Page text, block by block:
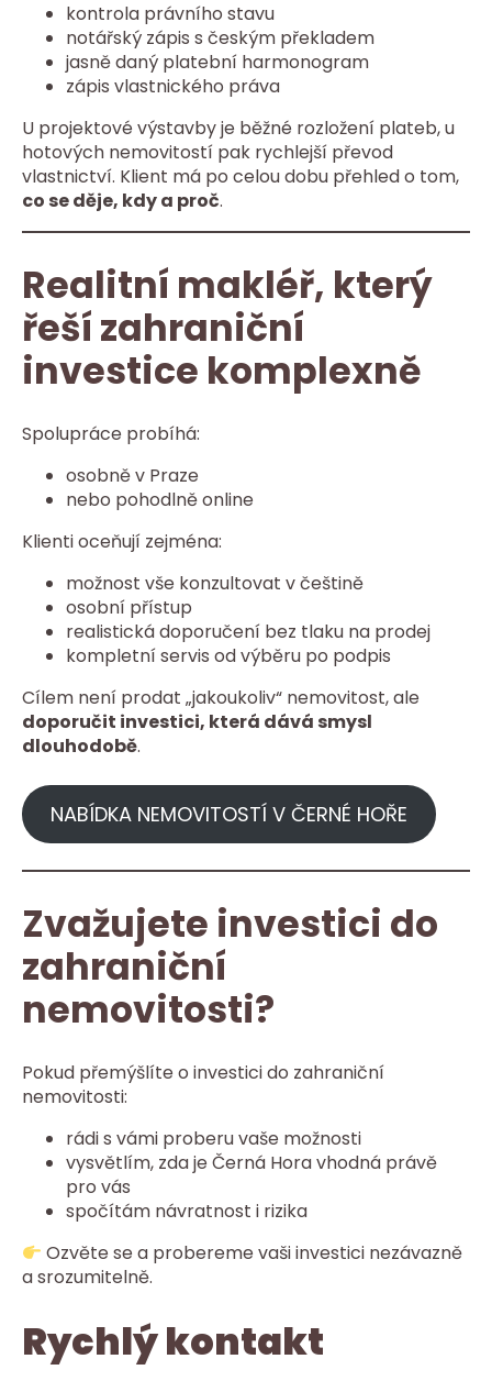
kontrola právního stavu
notářský zápis s českým překladem
jasně daný platební harmonogram
zápis vlastnického práva
U projektové výstavby je běžné rozložení plateb, u
hotových nemovitostí pak rychlejší převod
vlastnictví. Klient má po celou dobu přehled o tom,
co se děje, kdy a proč.
Realitní makléř, který
řeší zahraniční
investice komplexně
Spolupráce probíhá:
osobně v Praze
nebo pohodlně online
Klienti oceňují zejména:
možnost vše konzultovat v češtině
osobní přístup
realistická doporučení bez tlaku na prodej
kompletní servis od výběru po podpis
Cílem není prodat „jakoukoliv“ nemovitost, ale
doporučit investici, která dává smysl
dlouhodobě.
NABÍDKA NEMOVITOSTÍ V ČERNÉ HOŘE
Zvažujete investici do
zahraniční
nemovitosti?
Pokud přemýšlíte o investici do zahraniční
nemovitosti:
rádi s vámi proberu vaše možnosti
vysvětlím, zda je Černá Hora vhodná právě
pro vás
spočítám návratnost i rizika
Ozvěte se a probereme vaši investici nezávazně
a srozumitelně.
Rychlý kontakt